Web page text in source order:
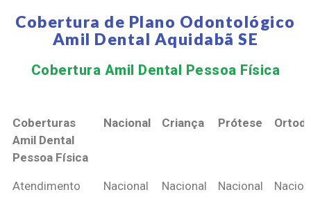
Cobertura de Plano Odontológico
Amil Dental Aquidabã SE
Cobertura Amil Dental Pessoa Física​
Coberturas
Amil Dental
Pessoa Física
Nacional Criança Prótese
Coberturas
Nacional Criança Prótese
Atendimento Nacional Nacional Nacional